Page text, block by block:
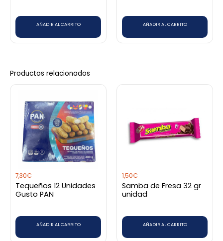
AÑADIR AL CARRITO AÑADIR AL CARRITO
Productos relacionados
7,30€
Tequeños 12 Unidades
Gusto PAN
AÑADIR AL CARRITO
1,50€
Samba de Fresa 32 gr
unidad
AÑADIR AL CARRITO